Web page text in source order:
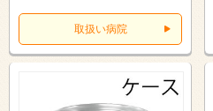
取扱い病院